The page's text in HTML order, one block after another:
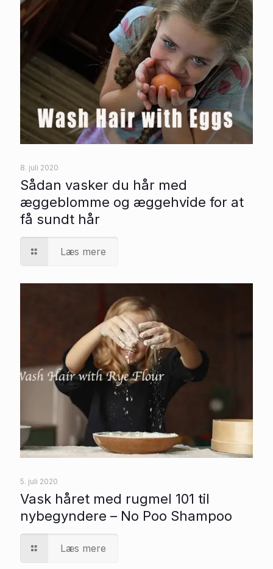
8. juli 2020
Sådan vasker du hår med
æggeblomme og æggehvide for at
få sundt hår
Læs mere
5. juli 2020
Vask håret med rugmel 101 til
nybegyndere – No Poo Shampoo
Læs mere